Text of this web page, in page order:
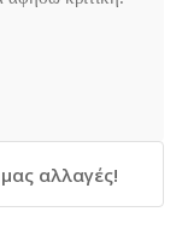
αλλαγές!